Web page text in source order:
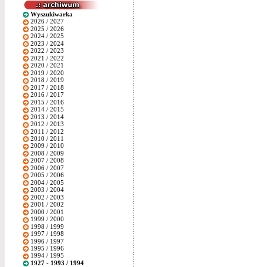
Wyszukiwarka
2026 / 2027
2025 / 2026
2024 / 2025
2023 / 2024
2022 / 2023
2021 / 2022
2020 / 2021
2019 / 2020
2018 / 2019
2017 / 2018
2016 / 2017
2015 / 2016
2014 / 2015
2013 / 2014
2012 / 2013
2011 / 2012
2010 / 2011
2009 / 2010
2008 / 2009
2007 / 2008
2006 / 2007
2005 / 2006
2004 / 2005
2003 / 2004
2002 / 2003
2001 / 2002
2000 / 2001
1999 / 2000
1998 / 1999
1997 / 1998
1996 / 1997
1995 / 1996
1994 / 1995
1927 - 1993 / 1994